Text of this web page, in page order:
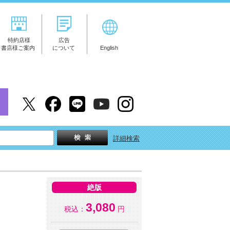
特約店様
書店様ご案内
広告
について
English
詳細検索
絶版
税込： 3,080 円